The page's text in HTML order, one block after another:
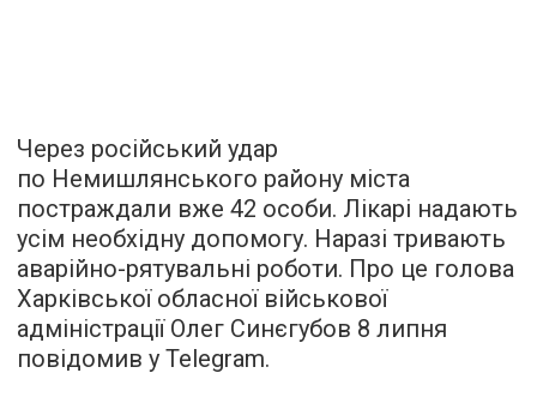
Через російський удар
по Немишлянського району міста
постраждали вже 42 особи. Лікарі надають
усім необхідну допомогу. Наразі тривають
аварійно-рятувальні роботи. Про це голова
Харківської обласної військової
адміністрації Олег Синєгубов 8 липня
повідомив у Telegram.